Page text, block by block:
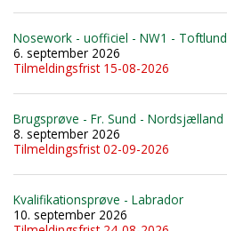
Nosework - uofficiel - NW1 - Toftlund
6. september 2026
Tilmeldingsfrist 15-08-2026
Brugsprøve - Fr. Sund - Nordsjælland
8. september 2026
Tilmeldingsfrist 02-09-2026
Kvalifikationsprøve - Labrador
10. september 2026